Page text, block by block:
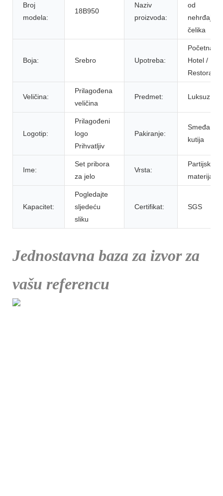
Broj
modela:
18B950
Naziv
proizvoda:
od
čelika
Boja: Srebro Upotreba:
Početna /
Hotel /
Restoran
Veličina:
Prilagođena
veličina
Predmet: Luksuz
Logotip:
Prilagođeni
logo
Prihvatljiv
Pakiranje:
Smeđa
kutija
Ime:
Set pribora
za jelo
Vrsta:
Partijski
materijal
Kapacitet:
Pogledajte
sljedeću
sliku
Certifikat: SGS
Jednostavna baza za izvor za
vašu referencu